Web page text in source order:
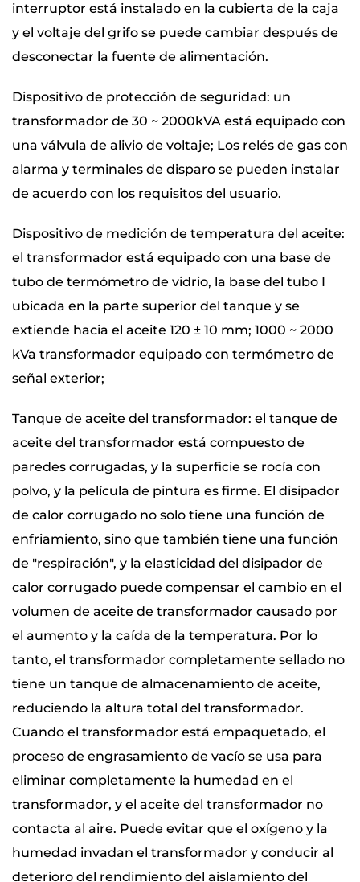
interruptor está instalado en la cubierta de la caja
y el voltaje del grifo se puede cambiar después de
desconectar la fuente de alimentación.
Dispositivo de protección de seguridad: un
transformador de 30 ~ 2000kVA está equipado con
una válvula de alivio de voltaje; Los relés de gas con
alarma y terminales de disparo se pueden instalar
de acuerdo con los requisitos del usuario.
Dispositivo de medición de temperatura del aceite:
el transformador está equipado con una base de
tubo de termómetro de vidrio, la base del tubo I
ubicada en la parte superior del tanque y se
extiende hacia el aceite 120 ± 10 mm; 1000 ~ 2000
kVa transformador equipado con termómetro de
señal exterior;
Tanque de aceite del transformador: el tanque de
aceite del transformador está compuesto de
paredes corrugadas, y la superficie se rocía con
polvo, y la película de pintura es firme. El disipador
de calor corrugado no solo tiene una función de
enfriamiento, sino que también tiene una función
de "respiración", y la elasticidad del disipador de
calor corrugado puede compensar el cambio en el
volumen de aceite de transformador causado por
el aumento y la caída de la temperatura. Por lo
tanto, el transformador completamente sellado no
tiene un tanque de almacenamiento de aceite,
reduciendo la altura total del transformador.
Cuando el transformador está empaquetado, el
proceso de engrasamiento de vacío se usa para
eliminar completamente la humedad en el
transformador, y el aceite del transformador no
contacta al aire. Puede evitar que el oxígeno y la
humedad invadan el transformador y conducir al
deterioro del rendimiento del aislamiento del